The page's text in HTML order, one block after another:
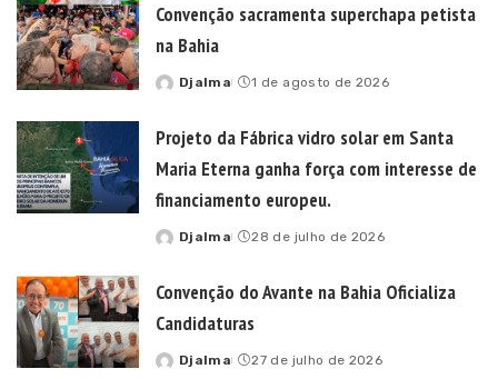
Convenção sacramenta superchapa petista
na Bahia
Posted
Djalma 1 de agosto de 2026
Projeto da Fábrica vidro solar em Santa
Maria Eterna ganha força com interesse de
financiamento europeu.
Posted
Djalma 28 de julho de 2026
Convenção do Avante na Bahia Oficializa
Candidaturas
Posted
Djalma 27 de julho de 2026